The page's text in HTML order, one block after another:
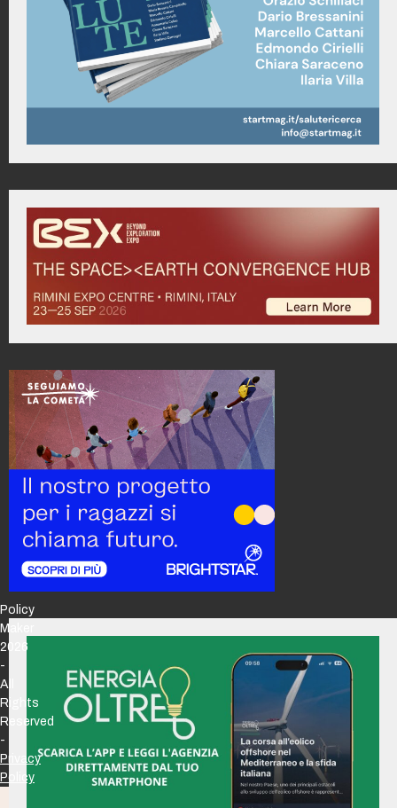
Policy
Maker
2026
-
All
Rights
Reserved
-
Privacy
Policy